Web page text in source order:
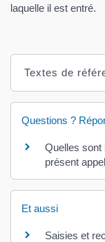
laquelle il est entré.
Textes de
Questions ?
Quelles sont
présent
Et aussi
Saisies et